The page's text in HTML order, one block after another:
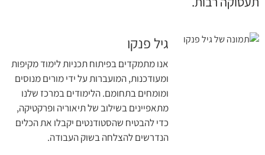
גיל פנקו
אנו מתמקדים בפיתוח תכניות לימוד מקיפות
ומעודכנות, המועברות על ידי מורים מנוסים
ומומחים בתחומם. הלימודים במרכז שלנו
מתאפיינים בשילוב של תיאוריה ופרקטיקה,
כדי להבטיח שהסטודנטים יקבלו את הכלים
הנדרשים להצלחה בשוק העבודה.